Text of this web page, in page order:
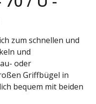
zum schnellen und
und
oder
Griffbügel in
bequem mit beiden